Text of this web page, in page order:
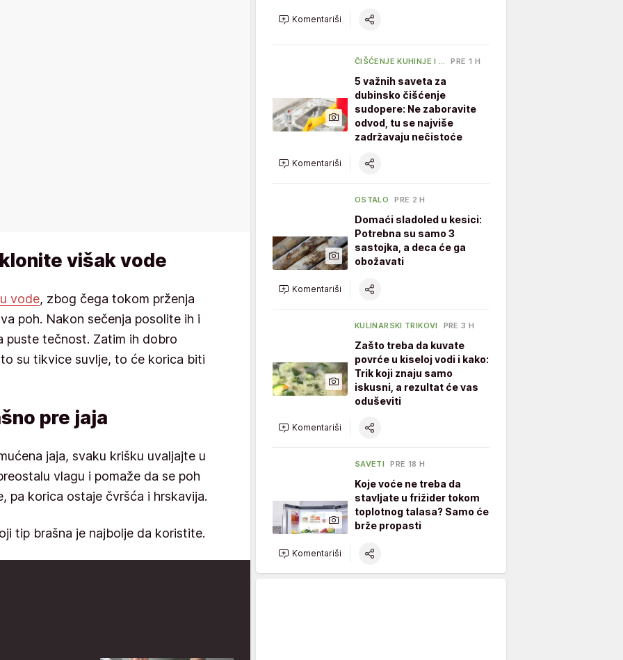
višak vode
vode, zbog čega tokom prženja
poh. Nakon sečenja posolite ih i
tečnost. Zatim ih dobro
su tikvice suvlje, to će korica biti
pre jaja
jaja, svaku krišku uvaljajte u
vlagu i pomaže da se poh
pa korica ostaje čvršća i hrskavija.
tip brašna je najbolje da koristite.
Komentariši
ČIŠĆENJE KUHINJE I … PRE 1 H
5 važnih saveta za
dubinsko čišćenje
sudopere: Ne zaboravite
odvod, tu se najviše
zadržavaju nečistoće
Komentariši
OSTALO PRE 2 H
Domaći sladoled u kesici:
Potrebna su samo 3
sastojka, a deca će ga
obožavati
Komentariši
KULINARSKI TRIKOVI PRE 3 H
Zašto treba da kuvate
povrće u kiseloj vodi i kako:
Trik koji znaju samo
iskusni, a rezultat će vas
oduševiti
Komentariši
SAVETI PRE 18 H
Koje voće ne treba da
stavljate u frižider tokom
toplotnog talasa? Samo će
brže propasti
Komentariši